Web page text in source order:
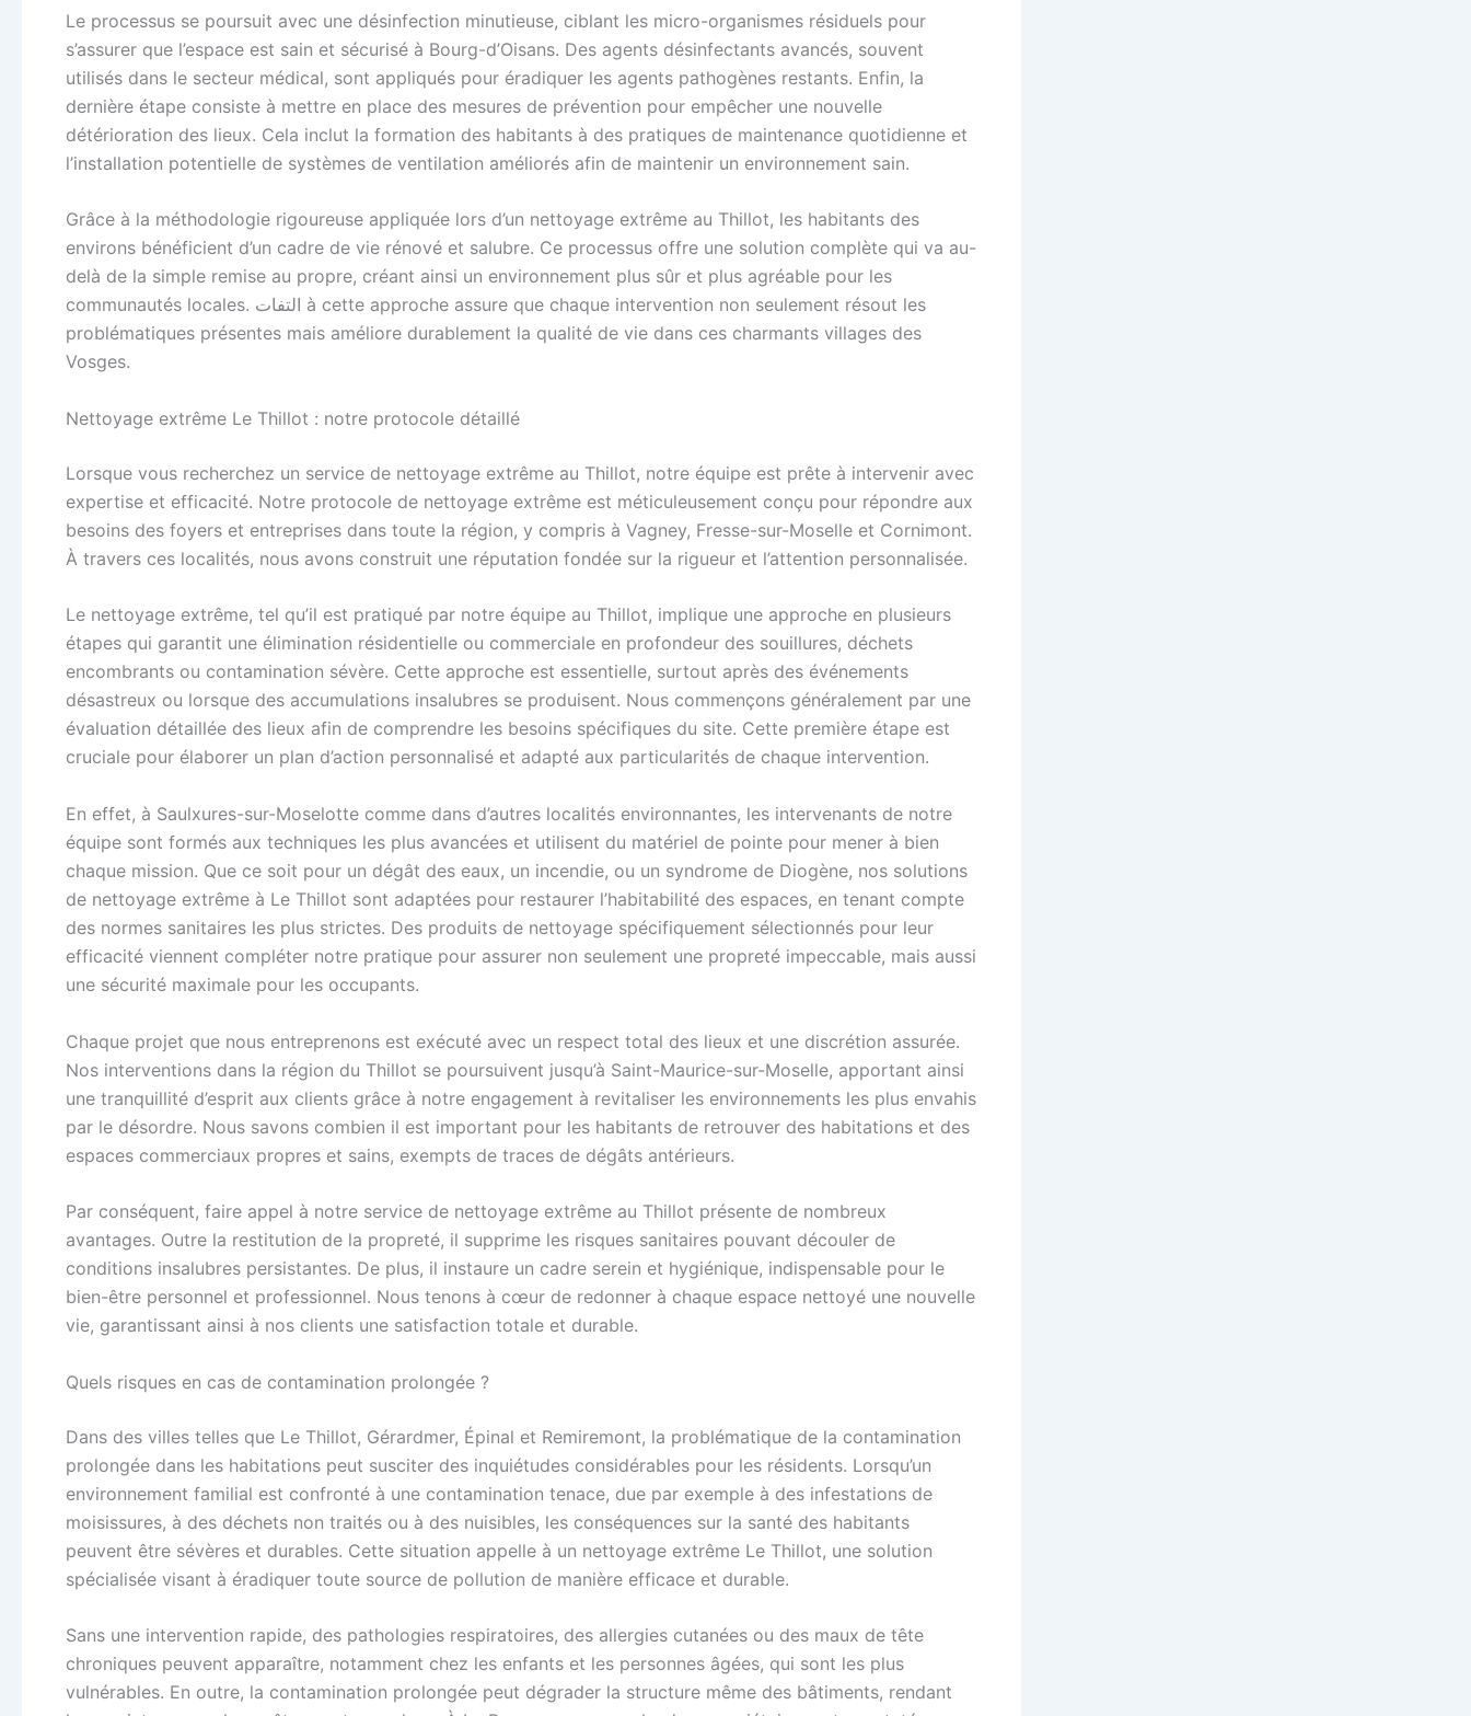
Le processus se poursuit avec une désinfection minutieuse, ciblant les micro-organismes résiduels pour
s’assurer que l’espace est sain et sécurisé à Bourg-d’Oisans. Des agents désinfectants avancés, souvent
utilisés dans le secteur médical, sont appliqués pour éradiquer les agents pathogènes restants. Enfin, la
dernière étape consiste à mettre en place des mesures de prévention pour empêcher une nouvelle
détérioration des lieux. Cela inclut la formation des habitants à des pratiques de maintenance quotidienne et
l’installation potentielle de systèmes de ventilation améliorés afin de maintenir un environnement sain.
Grâce à la méthodologie rigoureuse appliquée lors d’un nettoyage extrême au Thillot, les habitants des
environs bénéficient d’un cadre de vie rénové et salubre. Ce processus offre une solution complète qui va au-
delà de la simple remise au propre, créant ainsi un environnement plus sûr et plus agréable pour les
communautés locales. التفات à cette approche assure que chaque intervention non seulement résout les
problématiques présentes mais améliore durablement la qualité de vie dans ces charmants villages des
Vosges.
Nettoyage extrême Le Thillot : notre protocole détaillé
Lorsque vous recherchez un service de nettoyage extrême au Thillot, notre équipe est prête à intervenir avec
expertise et efficacité. Notre protocole de nettoyage extrême est méticuleusement conçu pour répondre aux
besoins des foyers et entreprises dans toute la région, y compris à Vagney, Fresse-sur-Moselle et Cornimont.
À travers ces localités, nous avons construit une réputation fondée sur la rigueur et l’attention personnalisée.
Le nettoyage extrême, tel qu’il est pratiqué par notre équipe au Thillot, implique une approche en plusieurs
étapes qui garantit une élimination résidentielle ou commerciale en profondeur des souillures, déchets
encombrants ou contamination sévère. Cette approche est essentielle, surtout après des événements
désastreux ou lorsque des accumulations insalubres se produisent. Nous commençons généralement par une
évaluation détaillée des lieux afin de comprendre les besoins spécifiques du site. Cette première étape est
cruciale pour élaborer un plan d’action personnalisé et adapté aux particularités de chaque intervention.
En effet, à Saulxures-sur-Moselotte comme dans d’autres localités environnantes, les intervenants de notre
équipe sont formés aux techniques les plus avancées et utilisent du matériel de pointe pour mener à bien
chaque mission. Que ce soit pour un dégât des eaux, un incendie, ou un syndrome de Diogène, nos solutions
de nettoyage extrême à Le Thillot sont adaptées pour restaurer l’habitabilité des espaces, en tenant compte
des normes sanitaires les plus strictes. Des produits de nettoyage spécifiquement sélectionnés pour leur
efficacité viennent compléter notre pratique pour assurer non seulement une propreté impeccable, mais aussi
une sécurité maximale pour les occupants.
Chaque projet que nous entreprenons est exécuté avec un respect total des lieux et une discrétion assurée.
Nos interventions dans la région du Thillot se poursuivent jusqu’à Saint-Maurice-sur-Moselle, apportant ainsi
une tranquillité d’esprit aux clients grâce à notre engagement à revitaliser les environnements les plus envahis
par le désordre. Nous savons combien il est important pour les habitants de retrouver des habitations et des
espaces commerciaux propres et sains, exempts de traces de dégâts antérieurs.
Par conséquent, faire appel à notre service de nettoyage extrême au Thillot présente de nombreux
avantages. Outre la restitution de la propreté, il supprime les risques sanitaires pouvant découler de
conditions insalubres persistantes. De plus, il instaure un cadre serein et hygiénique, indispensable pour le
bien-être personnel et professionnel. Nous tenons à cœur de redonner à chaque espace nettoyé une nouvelle
vie, garantissant ainsi à nos clients une satisfaction totale et durable.
Quels risques en cas de contamination prolongée ?
Dans des villes telles que Le Thillot, Gérardmer, Épinal et Remiremont, la problématique de la contamination
prolongée dans les habitations peut susciter des inquiétudes considérables pour les résidents. Lorsqu’un
environnement familial est confronté à une contamination tenace, due par exemple à des infestations de
moisissures, à des déchets non traités ou à des nuisibles, les conséquences sur la santé des habitants
peuvent être sévères et durables. Cette situation appelle à un nettoyage extrême Le Thillot, une solution
spécialisée visant à éradiquer toute source de pollution de manière efficace et durable.
Sans une intervention rapide, des pathologies respiratoires, des allergies cutanées ou des maux de tête
chroniques peuvent apparaître, notamment chez les enfants et les personnes âgées, qui sont les plus
vulnérables. En outre, la contamination prolongée peut dégrader la structure même des bâtiments, rendant